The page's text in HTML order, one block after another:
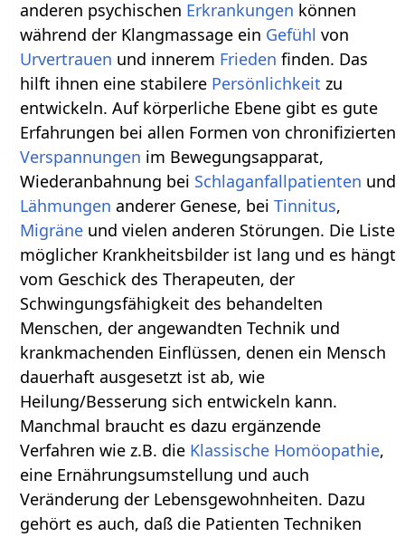
anderen psychischen Erkrankungen können
während der Klangmassage ein Gefühl von
Urvertrauen und innerem Frieden finden. Das
hilft ihnen eine stabilere Persönlichkeit zu
entwickeln. Auf körperliche Ebene gibt es gute
Erfahrungen bei allen Formen von chronifizierten
Verspannungen im Bewegungsapparat,
Wiederanbahnung bei Schlaganfallpatienten und
Lähmungen anderer Genese, beiTinnitus,
Migräne und vielen anderen Störungen. Die Liste
möglicher Krankheitsbilder ist lang und es hängt
vom Geschick des Therapeuten, der
Schwingungsfähigkeit des behandelten
Menschen, der angewandten Technik und
krankmachenden Einflüssen, denen ein Mensch
dauerhaft ausgesetzt ist ab, wie
Heilung/Besserung sich entwickeln kann.
Manchmal braucht es dazu ergänzende
Verfahren wie z.B. die Klassische Homöopathie,
eine Ernährungsumstellung und auch
Veränderung der Lebensgewohnheiten. Dazu
gehört es auch, daß die Patienten Techniken